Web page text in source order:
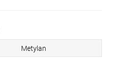
Metylan